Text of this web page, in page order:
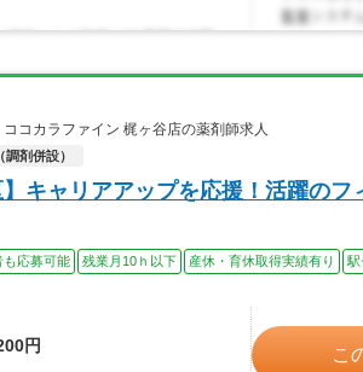
コカラファイン 梶ヶ谷店の薬剤師求人
調剤併設）
】キャリアアップを応援！活躍の
も応募可能 残業月10ｈ以下 産休・育休取得実績有り 駅
円 こ